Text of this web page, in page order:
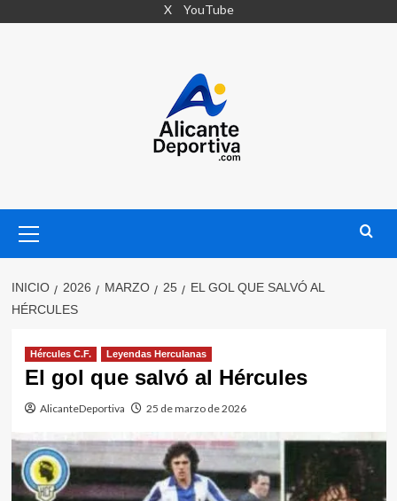
X YouTube
primario
INICIO 2026 MARZO 25
EL GOL QUE SALVÓ AL
HÉRCULES
Hércules C.F. Leyendas Herculanas
El gol que salvó al Hércules
AlicanteDeportiva 25 de marzo de 2026